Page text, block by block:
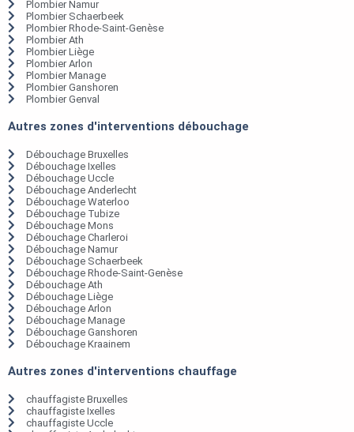
Plombier Namur
Plombier Schaerbeek
Plombier Rhode-Saint-Genèse
Plombier Ath
Plombier Liège
Plombier Arlon
Plombier Manage
Plombier Ganshoren
Plombier Genval
Autres zones d'interventions débouchage
Débouchage Bruxelles
Débouchage Ixelles
Débouchage Uccle
Débouchage Anderlecht
Débouchage Waterloo
Débouchage Tubize
Débouchage Mons
Débouchage Charleroi
Débouchage Namur
Débouchage Schaerbeek
Débouchage Rhode-Saint-Genèse
Débouchage Ath
Débouchage Liège
Débouchage Arlon
Débouchage Manage
Débouchage Ganshoren
Débouchage Kraainem
Autres zones d'interventions chauffage
chauffagiste Bruxelles
chauffagiste Ixelles
chauffagiste Uccle